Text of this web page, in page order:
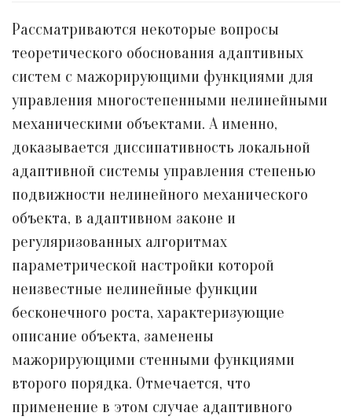
Рассматриваются некоторые вопросы
теоретического обоснования адаптивных
систем с мажорирующими функциями для
управления многостепенными нелинейными
механическими объектами. А именно,
доказывается диссипативность локальной
адаптивной системы управления степенью
подвижности нелинейного механического
объекта, в адаптивном законе и
регуляризованных алгоритмах
параметрической настройки которой
неизвестные нелинейные функции
бесконечного роста, характеризующие
описание объекта, заменены
мажорирующими стенными функциями
второго порядка. Отмечается, что
применение в этом случае адаптивного